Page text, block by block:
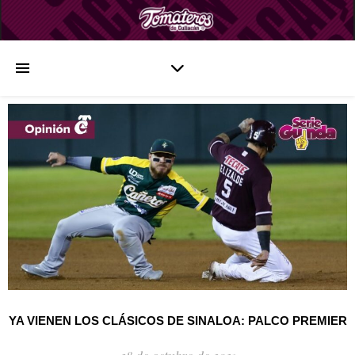
YA VIENEN LOS CLÁSICOS DE SINALOA: PALCO PREMIER